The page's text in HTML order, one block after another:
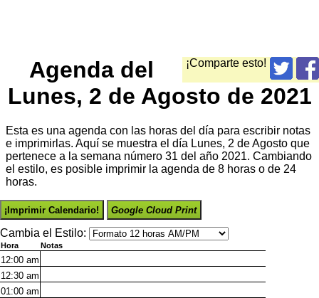
¡Comparte esto!
Agenda del
Lunes, 2 de Agosto de 2021
Esta es una agenda con las horas del día para escribir notas
e imprimirlas. Aquí se muestra el día Lunes, 2 de Agosto que
pertenece a la semana número 31 del año 2021. Cambiando
el estilo, es posible imprimir la agenda de 8 horas o de 24
horas.
¡Imprimir Calendario! Google Cloud Print
Cambia el Estilo:
Hora Notas
12:00 am
12:30 am
01:00 am